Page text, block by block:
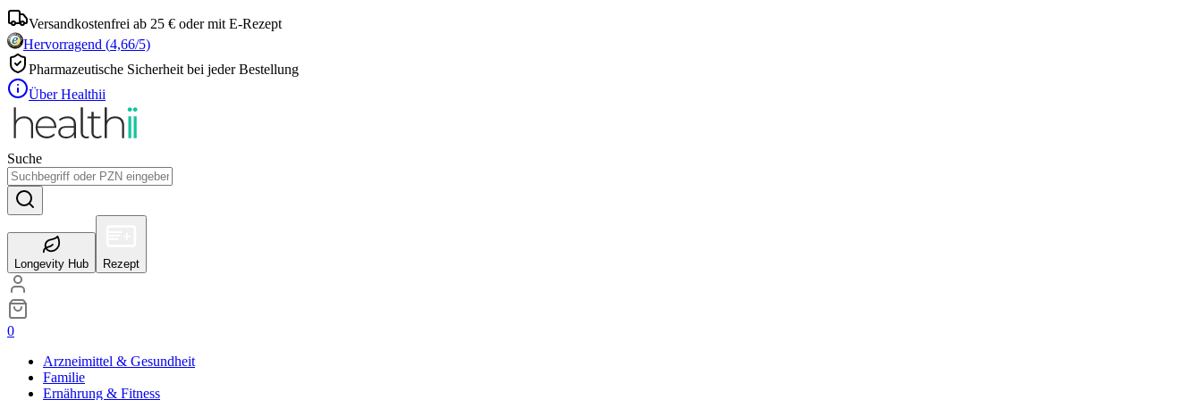
Versandkostenfrei ab 25 € oder mit E-Rezept
Hervorragend (4,66/5)
Pharmazeutische Sicherheit bei jeder Bestellung
Über Healthii
Suche
Longevity Hub Rezept
0
Arzneimittel & Gesundheit
Familie
Ernährung & Fitness